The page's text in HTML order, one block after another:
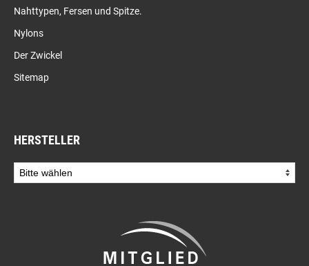
Nahttypen, Fersen und Spitze.
Nylons
Der Zwickel
Sitemap
HERSTELLER